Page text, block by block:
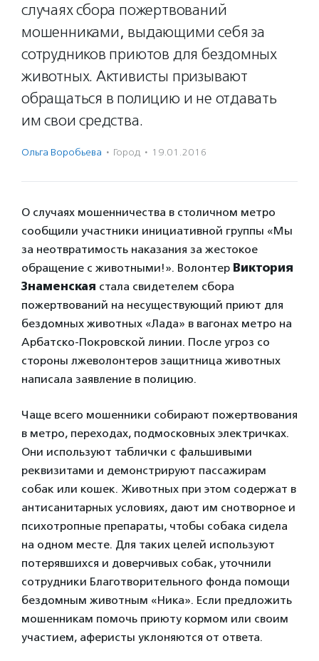
случаях сбора пожертвований
мошенниками, выдающими себя за
сотрудников приютов для бездомных
животных. Активисты призывают
обращаться в полицию и не отдавать
им свои средства.
Ольга Воробьева · Город · 19.01.2016
О случаях мошенничества в столичном метро
сообщили участники инициативной группы «Мы
за неотвратимость наказания за жестокое
обращение с животными!». Волонтер Виктория
Знаменская стала свидетелем сбора
пожертвований на несуществующий приют для
бездомных животных «Лада» в вагонах метро на
Арбатско-Покровской линии. После угроз со
стороны лжеволонтеров защитница животных
написала заявление в полицию.
Чаще всего мошенники собирают пожертвования
в метро, переходах, подмосковных электричках.
Они используют таблички с фальшивыми
реквизитами и демонстрируют пассажирам
собак или кошек. Животных при этом содержат в
антисанитарных условиях, дают им снотворное и
психотропные препараты, чтобы собака сидела
на одном месте. Для таких целей используют
потерявшихся и доверчивых собак, уточнили
сотрудники Благотворительного фонда помощи
бездомным животным «Ника». Если предложить
мошенникам помочь приюту кормом или своим
участием, аферисты уклоняются от ответа.